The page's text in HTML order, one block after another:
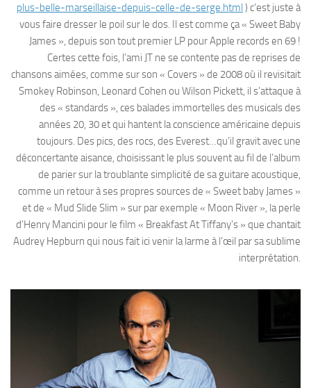
plus-belle-marseillaise-depuis-celle-de-serge.html ) c’est juste à
vous faire dresser le poil sur le dos. Il est comme ça « Sweet Baby
James », depuis son tout premier LP pour Apple records en 69 !
Certes cette fois, l’ami JT ne se contente pas de reprises de
chansons aimées, comme sur son « Covers » de 2008 où il revisitait
Smokey Robinson, Leonard Cohen ou Wilson Pickett, il s’attaque à
des « standards », ces balades immortelles des musicals des
années 20, 30 et qui hantent la conscience américaine depuis
toujours. Des pics, des rocs, des Everest…qu’il gravit avec une
déconcertante aisance, choisissant le plus souvent au fil de l’album
de parier sur la troublante simplicité de sa guitare acoustique,
comme un retour à ses propres sources de « Sweet baby James »
et de « Mud Slide Slim » sur par exemple « Moon River », la perle
d’Henry Mancini pour le film « Breakfast At Tiffany’s » que chantait
Audrey Hepburn qui nous fait ici venir la larme à l’œil par sa sublime
interprétation.